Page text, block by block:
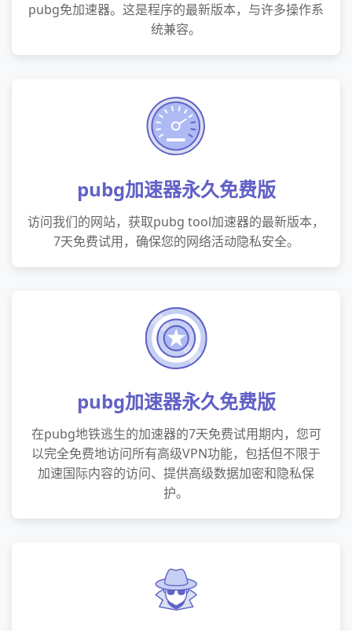
pubg免加速器。这是程序的最新版本，与许多操作系
统兼容。
pubg加速器永久免费版
访问我们的网站，获取pubg tool加速器的最新版本，
7天免费试用，确保您的网络活动隐私安全。
pubg加速器永久免费版
在pubg地铁逃生的加速器的7天免费试用期内，您可
以完全免费地访问所有高级VPN功能，包括但不限于
加速国际内容的访问、提供高级数据加密和隐私保
护。